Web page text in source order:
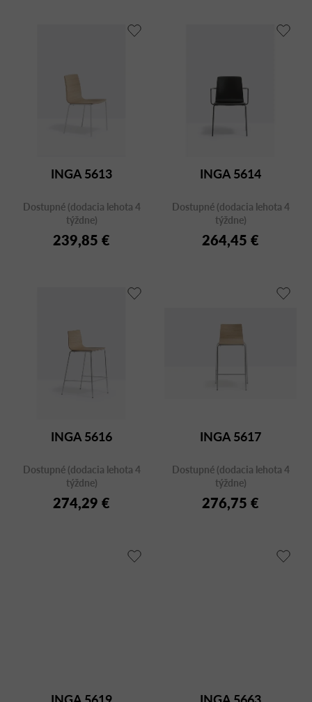
INGA 5613
Dostupné (dodacia lehota 4
týždne)
239,85 €
INGA 5614
Dostupné (dodacia lehota 4
týždne)
264,45 €
INGA 5616
Dostupné (dodacia lehota 4
týždne)
274,29 €
INGA 5617
Dostupné (dodacia lehota 4
týždne)
276,75 €